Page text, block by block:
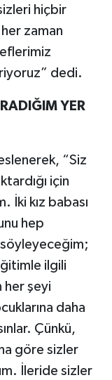
hiçbir
zaman
dedi.
YER
“Siz
için
İki kız babası
hep
ilgili
her şeyi
daha
Çünkü,
göre sizler
İleride sizler